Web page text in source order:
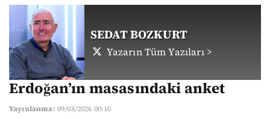
SEDAT BOZKURT
Yazarın Tüm Yazıları >
Erdoğan’ın masasındaki anket
Yayınlanma: 09/08/2026 00:10